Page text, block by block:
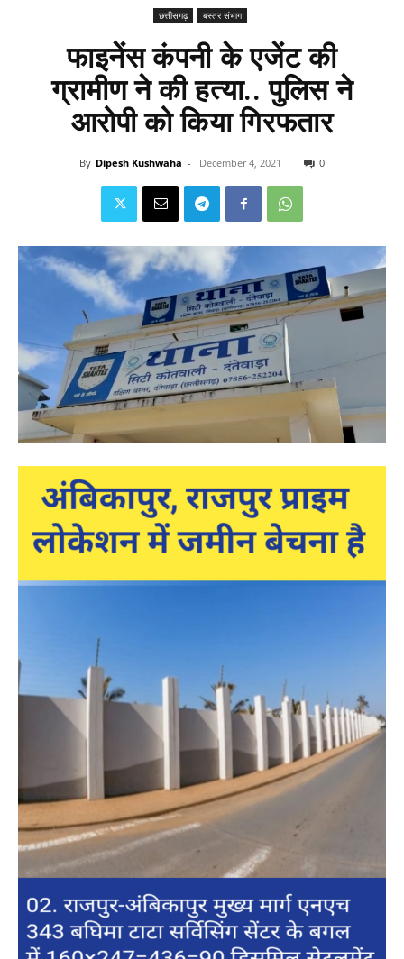
छत्तीसगढ़ बस्तर संभाग
फाइनेंस कंपनी के एजेंट की
ग्रामीण ने की हत्या.. पुलिस ने
आरोपी को किया गिरफतार
By Dipesh Kushwaha - December 4, 2021 0